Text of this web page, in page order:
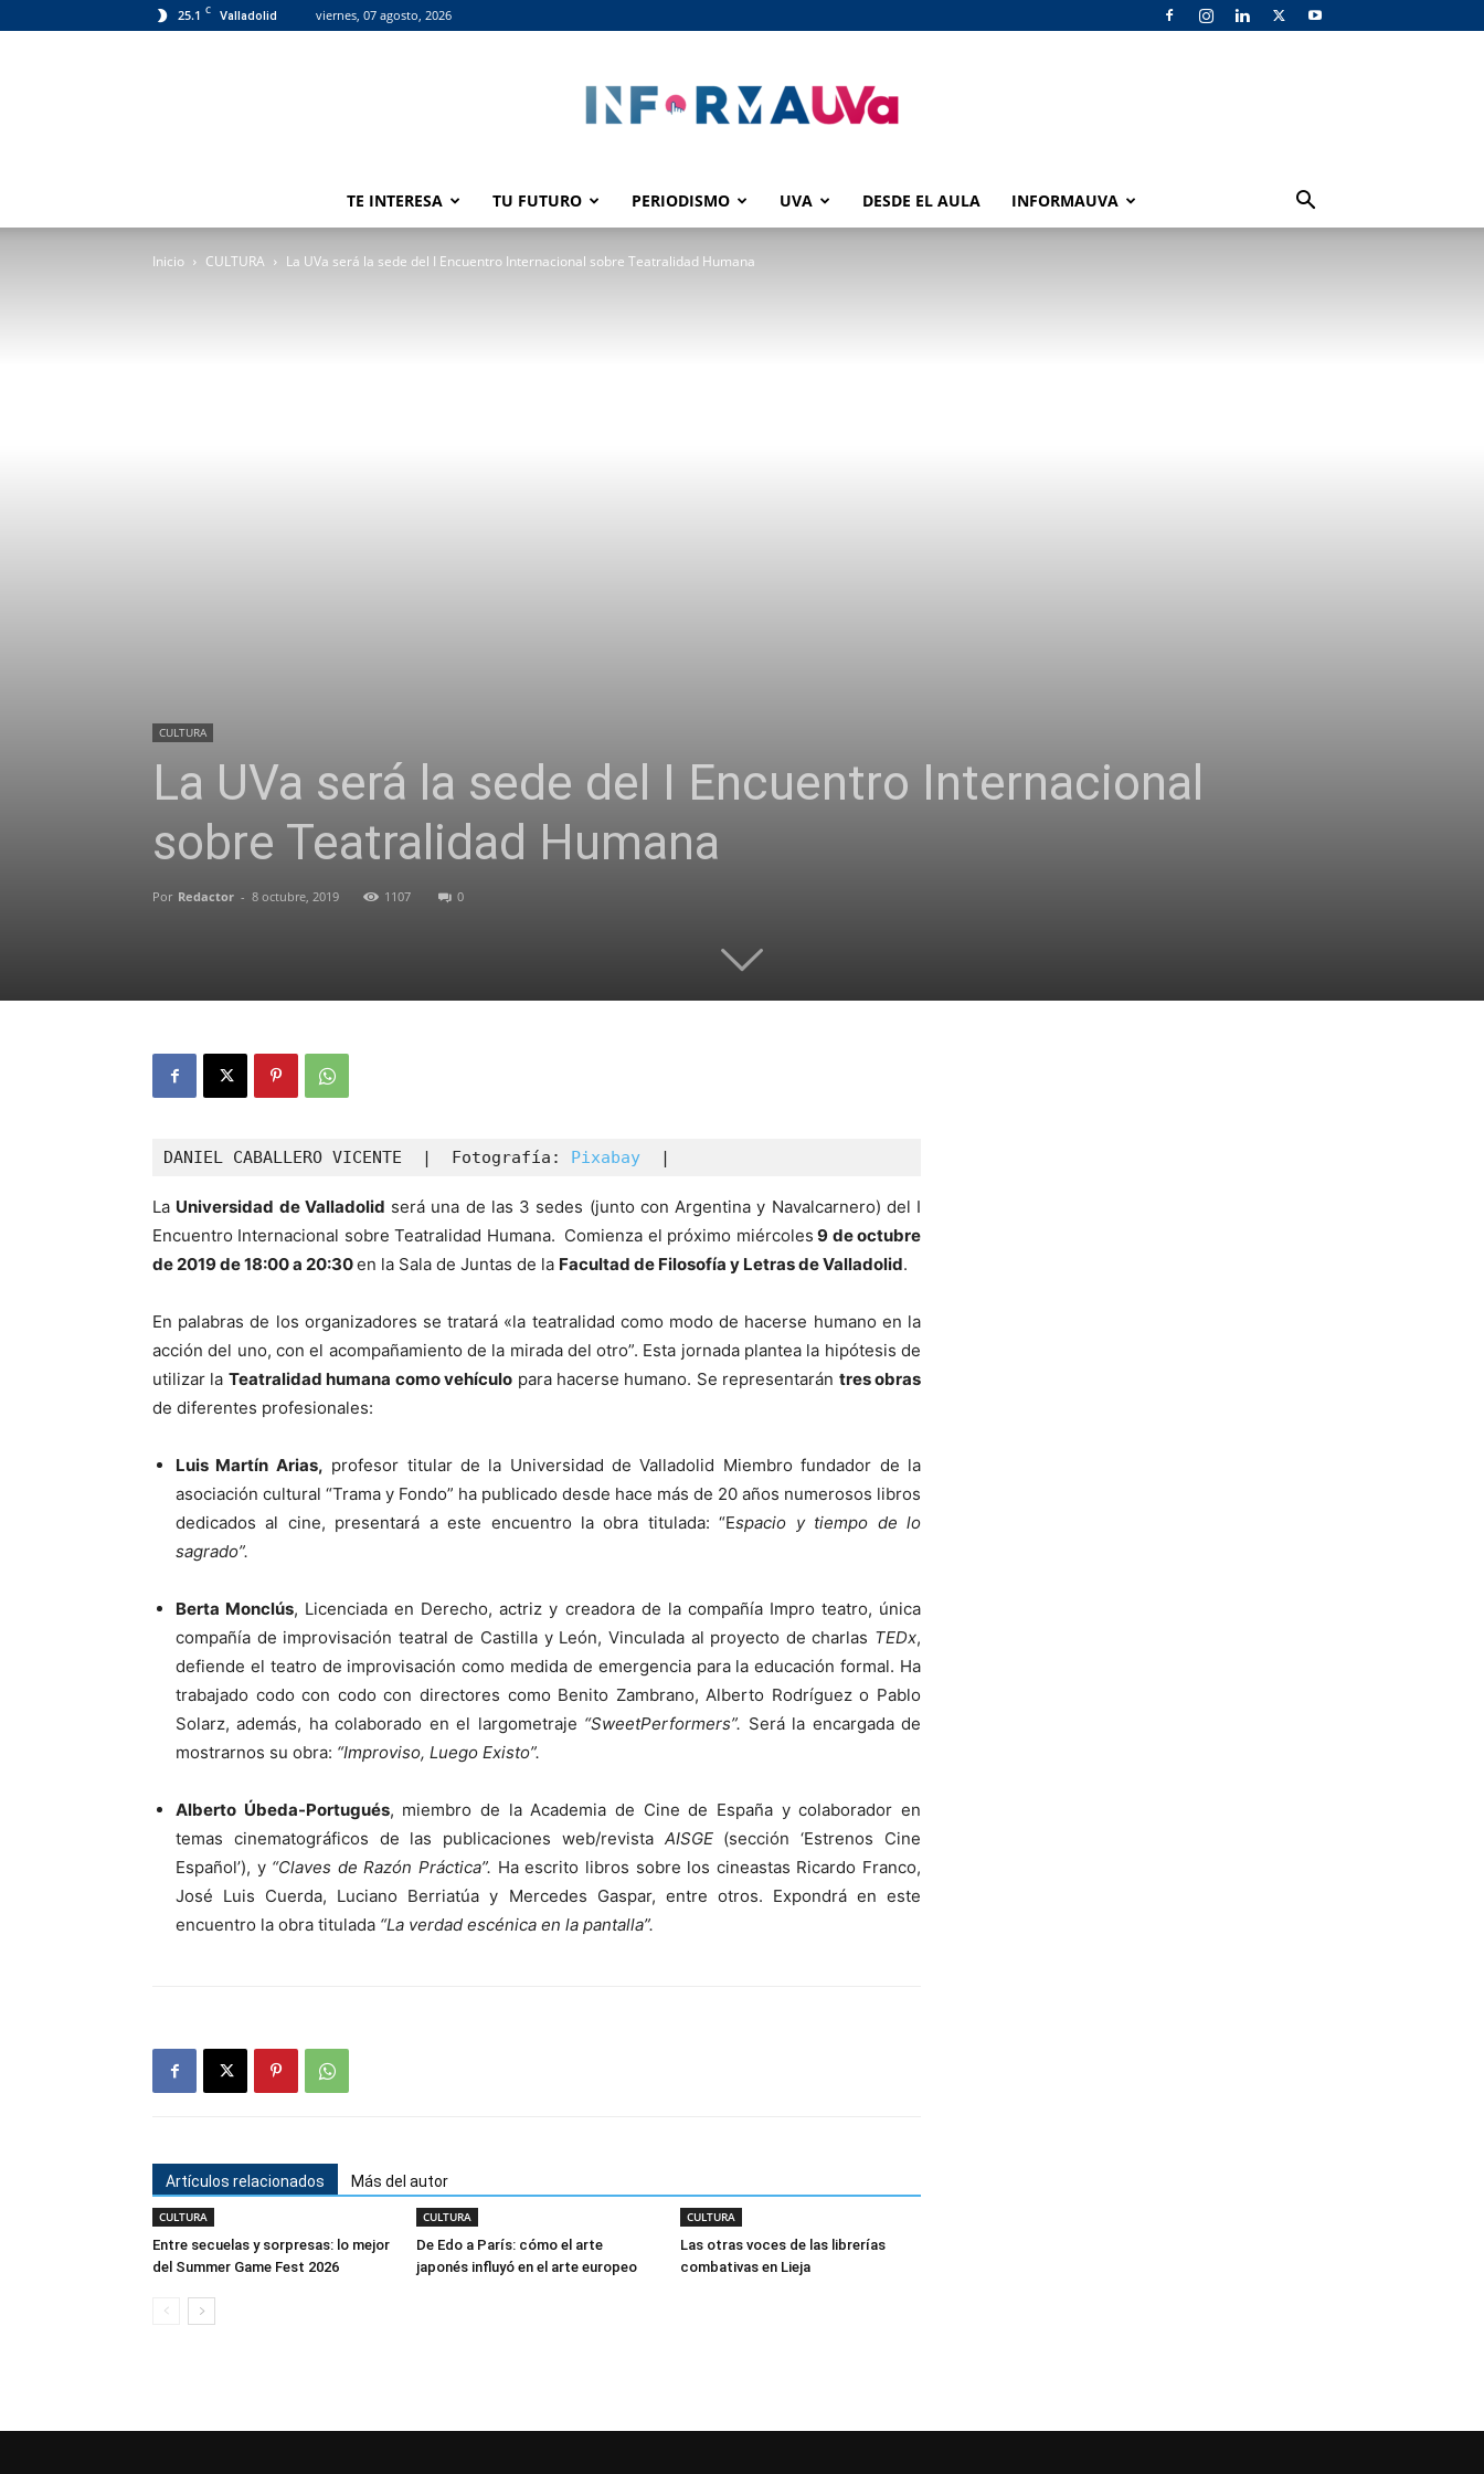
25.1 C Valladolid viernes, 07 agosto, 2026
informaUVA
TE INTERESA TU FUTURO PERIODISMO UVA DESDE EL AULA INFORMAUVA
Inicio CULTURA La UVa será la sede del I Encuentro Internacional sobre Teatralidad Humana
CULTURA
La UVa será la sede del I Encuentro Internacional
sobre Teatralidad Humana
Por Redactor - 8 octubre, 2019 1107 0
DANIEL CABALLERO VICENTE  |  Fotografía: Pixabay
  |
La Universidad de Valladolid será una de las 3 sedes (junto con Argentina y Navalcarnero) del I
Encuentro Internacional sobre Teatralidad Humana. Comienza el próximo miércoles 9 de octubre
de 2019 de 18:00 a 20:30en la Sala de Juntas de la Facultad de Filosofía y Letras de Valladolid.
En palabras de los organizadores se tratará «la teatralidad como modo de hacerse humano en la
acción del uno, con el acompañamiento de la mirada del otro”. Esta jornada plantea la hipótesis de
utilizar la Teatralidad humana como vehículo para hacerse humano. Se representarán tres obras
de diferentes profesionales:
Luis Martín Arias, profesor titular de la Universidad de Valladolid Miembro fundador de la
asociación cultural “Trama y Fondo” ha publicado desde hace más de 20 años numerosos libros
dedicados al cine, presentará a este encuentro la obra titulada: “Espacio y tiempo de lo
sagrado”.
Berta Monclús, Licenciada en Derecho, actriz y creadora de la compañía Impro teatro, única
compañía de improvisación teatral de Castilla y León, Vinculada al proyecto de charlas TEDx,
defiende el teatro de improvisación como medida de emergencia para la educación formal. Ha
trabajado codo con codo con directores como Benito Zambrano, Alberto Rodríguez o Pablo
Solarz, además, ha colaborado en el largometraje “SweetPerformers”. Será la encargada de
mostrarnos su obra: “Improviso, Luego Existo”.
Alberto Úbeda-Portugués, miembro de la Academia de Cine de España y colaborador en
temas cinematográficos de las publicaciones web/revista AISGE(sección ‘Estrenos Cine
Español’), y “Claves de Razón Práctica”. Ha escrito libros sobre los cineastas Ricardo Franco,
José Luis Cuerda, Luciano Berriatúa y Mercedes Gaspar, entre otros. Expondrá en este
encuentro la obra titulada “La verdad escénica en la pantalla”.
Artículos relacionados Más del autor
CULTURA
Entre secuelas y sorpresas: lo mejor
del Summer Game Fest 2026
CULTURA
De Edo a París: cómo el arte
japonés influyó en el arte europeo
CULTURA
Las otras voces de las librerías
combativas en Lieja